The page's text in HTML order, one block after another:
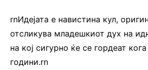
rnИдејата е навистина кул,
отсликува младешкиот дух на
на кој сигурно ќе се гордеат
години.rn